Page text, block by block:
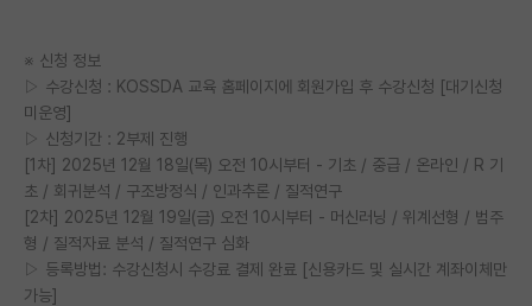
※ 신청 정보
▷ 수강신청 : KOSSDA 교육 홈페이지에 회원가입 후 수강신청 [대기신청
미운영]
▷ 신청기간 : 2부제 진행
[1차] 2025년 12월 18일(목) 오전 10시부터 - 기초 / 중급 / 온라인 / R 기
초 / 회귀분석 / 구조방정식 / 인과추론 / 질적연구
[2차] 2025년 12월 19일(금) 오전 10시부터 - 머신러닝 / 위계선형 / 범주
형 / 질적자료 분석 / 질적연구 심화
▷ 등록방법: 수강신청시 수강료 결제 완료 [신용카드 및 실시간 계좌이체만
가능]